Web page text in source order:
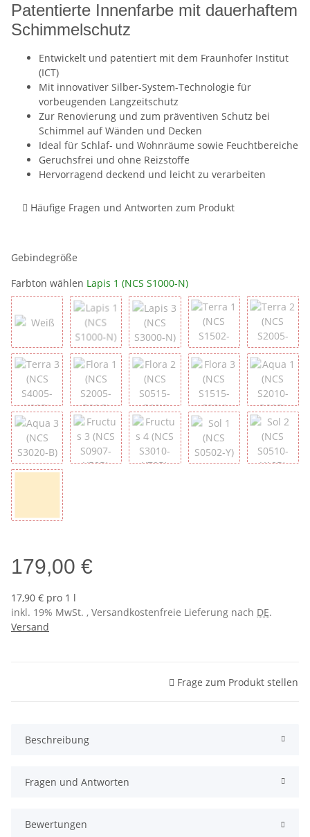
Patentierte Innenfarbe mit dauerhaftem
Schimmelschutz
Entwickelt und patentiert mit dem Fraunhofer Institut
(ICT)
Mit innovativer Silber-System-Technologie für
vorbeugenden Langzeitschutz
Zur Renovierung und zum präventiven Schutz bei
Schimmel auf Wänden und Decken
Ideal für Schlaf- und Wohnräume sowie Feuchtbereiche
Geruchsfrei und ohne Reizstoffe
Hervorragend deckend und leicht zu verarbeiten
Häufige Fragen und Antworten zum Produkt
Gebindegröße
Farbton wählen Lapis 1 (NCS S1000-N)
Weiß Lapis 1 (NCS S1000-N)Lapis 3 (NCS S3000-N)Terra 1 (NCS S1502-
Terra 2
Terra 3 (NCS S4005-Y80R)Flora 1 (NCS S2005-B80G)Flora 2 (NCS S0515-G60Y)
Flora 3 (NCS S1515-
Aqua 1
Aqua 3 (NCS S3020-B)
179,00 €
17,90 € pro 1 l
inkl. 19% MwSt. , Versandkostenfreie Lieferung nach DE.
Versand
Frage zum Produkt stellen
Beschreibung
Fragen und Antworten
Bewertungen